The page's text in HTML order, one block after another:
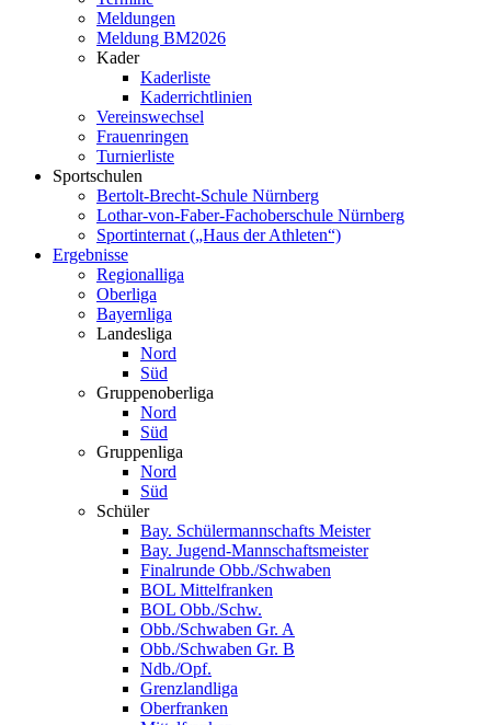
Meldungen
Meldung BM2026
Kader
Kaderliste
Kaderrichtlinien
Vereinswechsel
Frauenringen
Turnierliste
Sportschulen
Bertolt-Brecht-Schule Nürnberg
Lothar-von-Faber-Fachoberschule Nürnberg
Sportinternat („Haus der Athleten“)
Ergebnisse
Regionalliga
Oberliga
Bayernliga
Landesliga
Nord
Süd
Gruppenoberliga
Nord
Süd
Gruppenliga
Nord
Süd
Schüler
Bay. Schülermannschafts Meister
Bay. Jugend-Mannschaftsmeister
Finalrunde Obb./Schwaben
BOL Mittelfranken
BOL Obb./Schw.
Obb./Schwaben Gr. A
Obb./Schwaben Gr. B
Ndb./Opf.
Grenzlandliga
Oberfranken